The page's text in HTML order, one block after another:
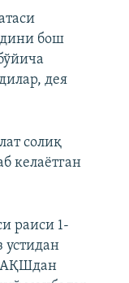
бош
дея
солиқ
келаётган
раиси 1-
устидан
АҚШдан